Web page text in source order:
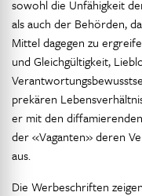
sowohl die Unfähigkeit
als auch der Behörden,
Mittel dagegen zu
und Gleichgültigkeit,
prekären
er mit den
der «Vaganten» deren
aus.
Die Werbeschriften